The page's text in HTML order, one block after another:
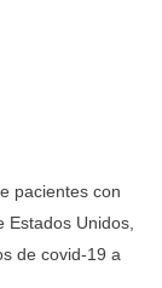
pacientes con
Unidos,
de covid-19 a